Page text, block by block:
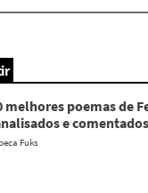
melhores poemas de
e
Fuks